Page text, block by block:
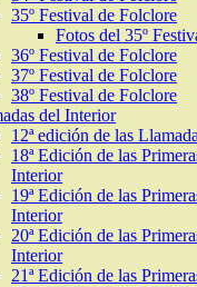
35º Festival de Folclore
Fotos del 35º
36º Festival de Folclore
37º Festival de Folclore
38º Festival de Folclore
del Interior
12ª edición de las
18ª Edición de las
Interior
19ª Edición de las
Interior
20ª Edición de las
Interior
21ª Edición de las